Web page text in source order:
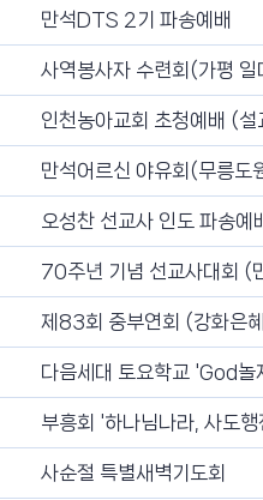
만석DTS 2기 파송예배
사역봉사자 수련회(가평 일
인천농아교회 초청예배 (
만석어르신 야유회(무릉도
오성찬 선교사 인도 파송예
70주년 기념 선교사대회 (
제83회 중부연회 (강화은
다음세대 토요학교 'God놀
부흥회 '하나님나라, 사도
사순절 특별새벽기도회